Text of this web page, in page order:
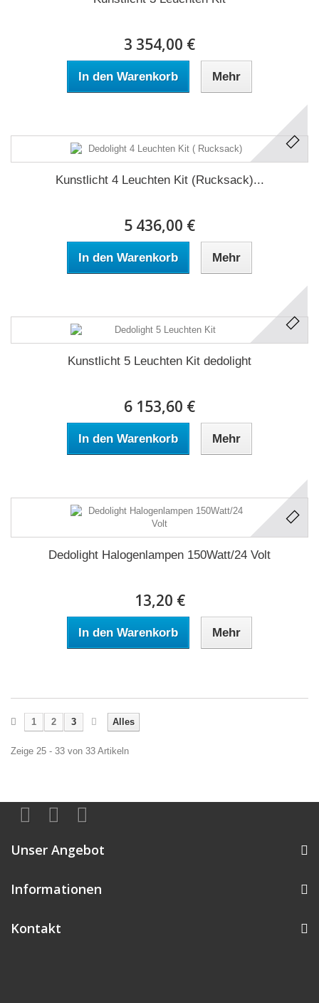
3 354,00 €
In den Warenkorb Mehr
Kunstlicht 4 Leuchten Kit (Rucksack)...
5 436,00 €
In den Warenkorb Mehr
Kunstlicht 5 Leuchten Kit dedolight
6 153,60 €
In den Warenkorb Mehr
Dedolight Halogenlampen 150Watt/24 Volt
13,20 €
In den Warenkorb Mehr
Alles
1 2 3
Zeige 25 - 33 von 33 Artikeln
Unser Angebot
Informationen
Kontakt